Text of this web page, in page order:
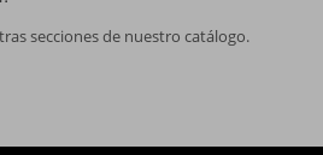
secciones de nuestro catálogo.